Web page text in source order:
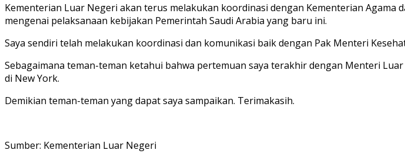
Kementerian Luar Negeri akan terus melakukan koordinasi dengan Kementerian
mengenai pelaksanaan kebijakan Pemerintah Saudi Arabia yang baru ini.
Saya sendiri telah melakukan koordinasi dan komunikasi baik dengan Pak Menteri
Sebagaimana teman-teman ketahui bahwa pertemuan saya terakhir dengan Menteri
di New York.
Demikian teman-teman yang dapat saya sampaikan. Terimakasih.
Sumber: Kementerian Luar Negeri​